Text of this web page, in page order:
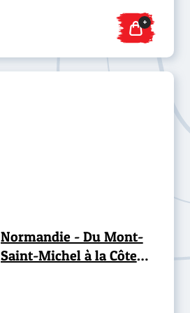
+
Normandie - Du Mont-
Saint-Michel à la Côte